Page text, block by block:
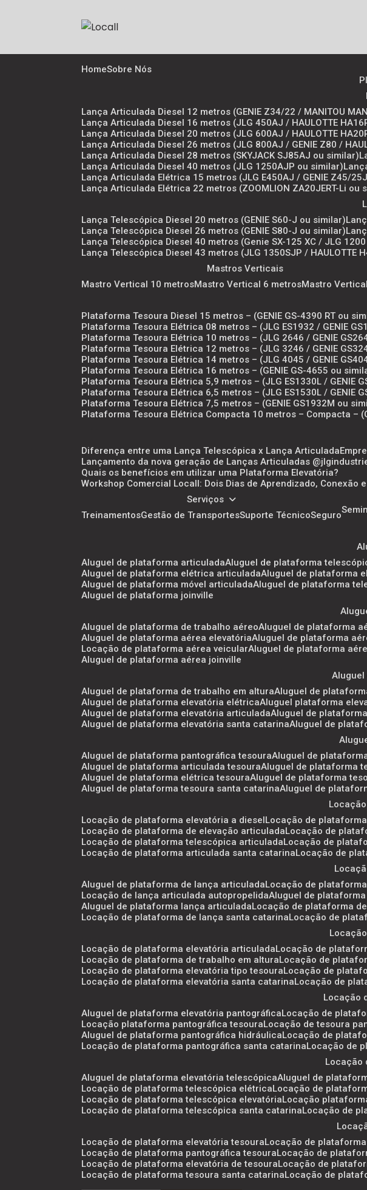
Home Sobre Nós
Lança Articulada Diesel 12 metros (GENIE Z34/22 / MANITOU
Lança Articulada Diesel 16 metros (JLG 450AJ / HAULOTTE
Lança Articulada Diesel 20 metros (JLG 600AJ / HAULOTTE
Lança Articulada Diesel 26 metros (JLG 800AJ / GENIE Z80 /
Lança Articulada Diesel 28 metros (SKYJACK SJ85AJ ou similar)
Lança Articulada Diesel 40 metros (JLG 1250AJP ou similar)
Lança Articulada Elétrica 15 metros (JLG E450AJ / GENIE Z45/
Lança Articulada Elétrica 22 metros (ZOOMLION ZA20JERT-Li ou
Lança Telescópica Diesel 20 metros (GENIE S60-J ou similar)
Lança Telescópica Diesel 26 metros (GENIE S80-J ou similar)
Lança Telescópica Diesel 40 metros (Genie SX-125 XC / JLG
Lança Telescópica Diesel 43 metros (JLG 1350SJP / HAULOTTE
Mastros Verticais
Mastro Vertical 10 metros
Mastro Vertical 6 metros
Mastro
Plataforma Tesoura Diesel 15 metros – (GENIE GS-4390 RT ou
Plataforma Tesoura Elétrica 08 metros – (JLG ES1932 / GENIE
Plataforma Tesoura Elétrica 10 metros – (JLG 2646 / GENIE
Plataforma Tesoura Elétrica 12 metros – (JLG 3246 / GENIE
Plataforma Tesoura Elétrica 14 metros – (JLG 4045 / GENIE
Plataforma Tesoura Elétrica 16 metros – (GENIE GS-4655 ou
Plataforma Tesoura Elétrica 5,9 metros – (JLG ES1330L / GENIE
Plataforma Tesoura Elétrica 6,5 metros – (JLG ES1530L / GENIE
Plataforma Tesoura Elétrica 7,5 metros – (GENIE GS1932M ou
Plataforma Tesoura Elétrica Compacta 10 metros – Compacta –
Diferença entre uma Lança Telescópica x Lança Articulada
Lançamento da nova geração de Lanças Articuladas
Quais os benefícios em utilizar uma Plataforma Elevatória?
Workshop Comercial Locall: Dois Dias de Aprendizado,
Serviços
Treinamentos
Gestão de Transportes Suporte Técnico Seguro
aluguel de plataforma articulada aluguel de plataforma
aluguel de plataforma elétrica articulada aluguel de plataforma
aluguel de plataforma móvel articulada aluguel de plataforma
aluguel de plataforma joinville
aluguel de plataforma de trabalho aéreo aluguel de plataforma
aluguel de plataforma aérea elevatória aluguel de plataforma
locação de plataforma aérea veicular aluguel de plataforma
aluguel de plataforma aérea joinville
aluguel de plataforma de trabalho em altura aluguel de
aluguel de plataforma elevatória elétrica aluguel plataforma
aluguel de plataforma elevatória articulada aluguel de
aluguel de plataforma elevatória santa catarina aluguel de
aluguel de plataforma pantográfica tesoura aluguel de
aluguel de plataforma articulada tesoura aluguel de plataforma
aluguel de plataforma elétrica tesoura aluguel de plataforma
aluguel de plataforma tesoura santa catarina aluguel de
locação de plataforma elevatória a diesel locação de
locação de plataforma de elevação articulada locação de
locação de plataforma telescópica articulada locação de
locação de plataforma articulada santa catarina locação de
aluguel de plataforma de lança articulada locação de
locação de lança articulada autopropelida aluguel de
aluguel de plataforma lança articulada locação de plataforma
locação de plataforma de lança santa catarina locação de
locação de plataforma elevatória articulada locação de
locação de plataforma de trabalho em altura locação de
locação de plataforma elevatória tipo tesoura locação de
locação de plataforma elevatória santa catarina locação de
locação
aluguel de plataforma elevatória pantográfica locação de
locação plataforma pantográfica tesoura locação de tesoura
aluguel de plataforma pantográfica hidráulica locação de
locação de plataforma pantográfica santa catarina locação de
aluguel de plataforma elevatória telescópica aluguel de
locação de plataforma telescópica elétrica locação de
locação de plataforma telescópica elevatória locação
locação de plataforma telescópica santa catarina locação de
locação de plataforma elevatória tesoura locação de
locação de plataforma pantográfica tesoura locação de
locação de plataforma elevatória de tesoura locação de
locação de plataforma tesoura santa catarina locação de